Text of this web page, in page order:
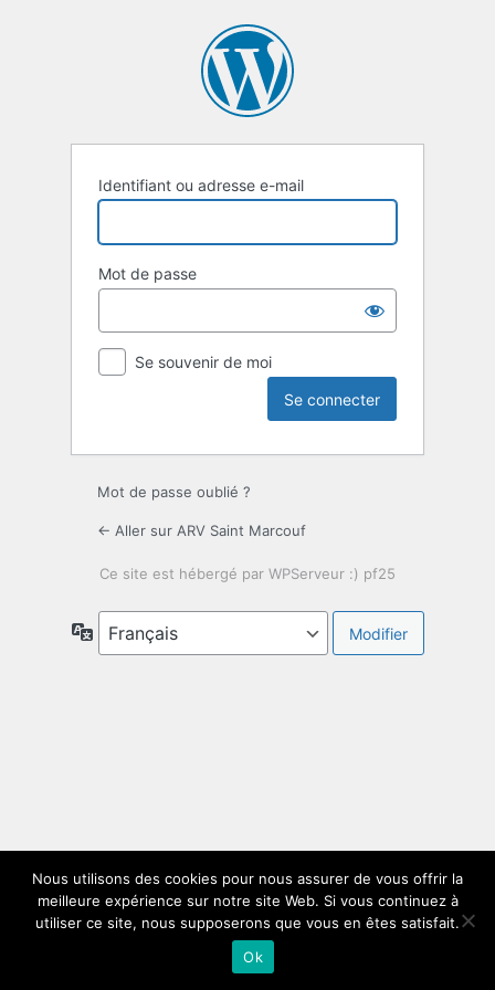
Identifiant ou adresse e-mail
Mot de passe
Formulaire de connexion protégé par
WPS Limit Login
Se souvenir de moi
Mot de passe oublié ?
← Aller sur ARV Saint Marcouf
Langue
Nous utilisons des cookies pour nous assurer de vous offrir la
meilleure expérience sur notre site Web. Si vous continuez à
utiliser ce site, nous supposerons que vous en êtes satisfait.
Ok